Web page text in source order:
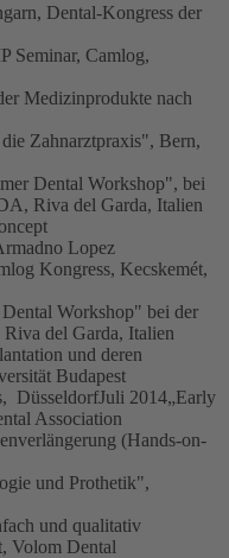
Dental-Kongress der
Seminar, Camlog,
Medizinprodukte nach
Zahnarztpraxis", Bern,
Dental Workshop", bei
Riva del Garda, Italien
Lopez
Kongress, Kecskemét,
Workshop" bei der
del Garda, Italien
und deren
Budapest
DüsseldorfJuli 2014„Early
Association
(Hands-on-
und Prothetik",
und qualitativ
Volom Dental